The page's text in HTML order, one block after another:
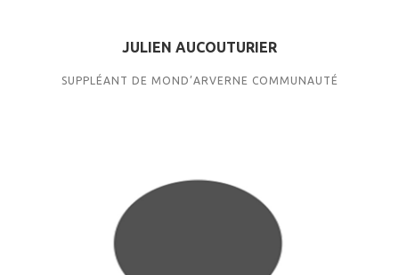
JULIEN AUCOUTURIER
SUPPLÉANT DE MOND’ARVERNE COMMUNAUTÉ